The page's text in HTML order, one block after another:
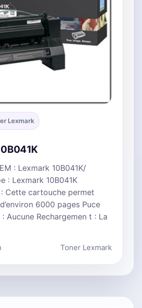
Lexmark
: Lexmark 10B041K/
: Lexmark 10B041K
Cette cartouche permet
6000 pages Puce
Aucune Rechargemen t : La
Toner Lexmark